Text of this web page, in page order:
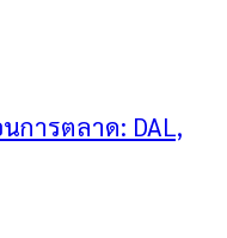
การตลาด: DAL,